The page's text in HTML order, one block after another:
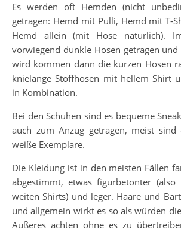
Es werden oft Hemden (nicht
getragen: Hemd mit Pulli, Hemd mit T-
Hemd allein (mit Hose natürlich).
vorwiegend dunkle Hosen getragen
wird kommen dann die kurzen Hosen
knielange Stoffhosen mit hellem Shirt
in Kombination.
Bei den Schuhen sind es bequeme
auch zum Anzug getragen, meist sind
weiße Exemplare.
Die Kleidung ist in den meisten Fällen
abgestimmt, etwas figurbetonter (also
weiten Shirts) und leger. Haare und
und allgemein wirkt es so als würden
Äußeres achten ohne es zu